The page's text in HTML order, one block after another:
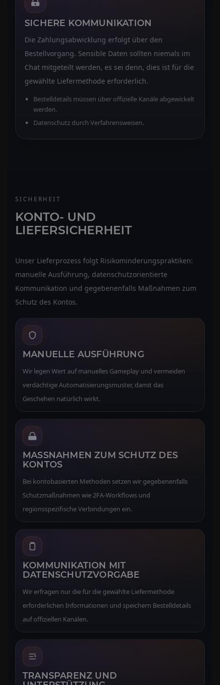
SICHERE KOMMUNIKATION
Die Zahlungsabwicklung erfolgt über den
Bestellvorgang. Sensible Daten sollten niemals im
Chat mitgeteilt werden, es sei denn, dies ist für die
gewählte Liefermethode erforderlich.
Bestelldetails müssen über offizielle Kanäle abgewickelt
werden.
Datenschutz durch Verfahrensweisen.
SICHERHEIT
KONTO- UND
LIEFERSICHERHEIT
Unser Lieferprozess folgt Risikominderungspraktiken:
manuelle Ausführung, datenschutzorientierte
Kommunikation und gegebenenfalls Maßnahmen zum
Schutz des Kontos.
MANUELLE AUSFÜHRUNG
Wir legen Wert auf manuelles Gameplay und vermeiden
verdächtige Automatisierungsmuster, damit das
Geschehen natürlich wirkt.
MASSNAHMEN ZUM SCHUTZ DES K
ONTOS
Bei kontobasierten Methoden setzen wir gegebenenfalls
Schutzmaßnahmen wie 2FA-Workflows und
regionsspezifische Verbindungen ein.
KOMMUNIKATION MIT
DATENSCHUTZVORGABE
Wir erfragen nur die für die gewählte Liefermethode
erforderlichen Informationen und speichern Bestelldetails
auf offiziellen Kanälen.
TRANSPARENZ UND